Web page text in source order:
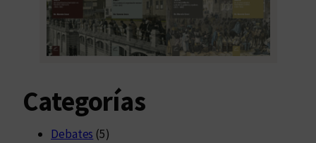
Categorías
Debates (5)